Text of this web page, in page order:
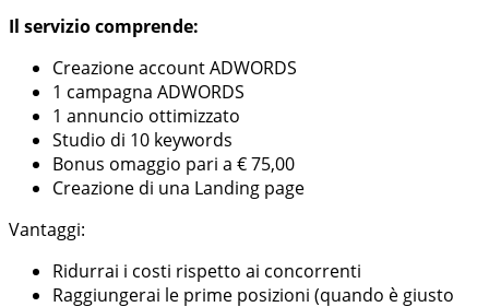
Il servizio comprende:
Creazione account ADWORDS
1 campagna ADWORDS
1 annuncio ottimizzato
Studio di 10 keywords
Bonus omaggio pari a € 75,00
Creazione di una Landing page
Vantaggi:
Ridurrai i costi rispetto ai concorrenti
Raggiungerai le prime posizioni (quando è giusto